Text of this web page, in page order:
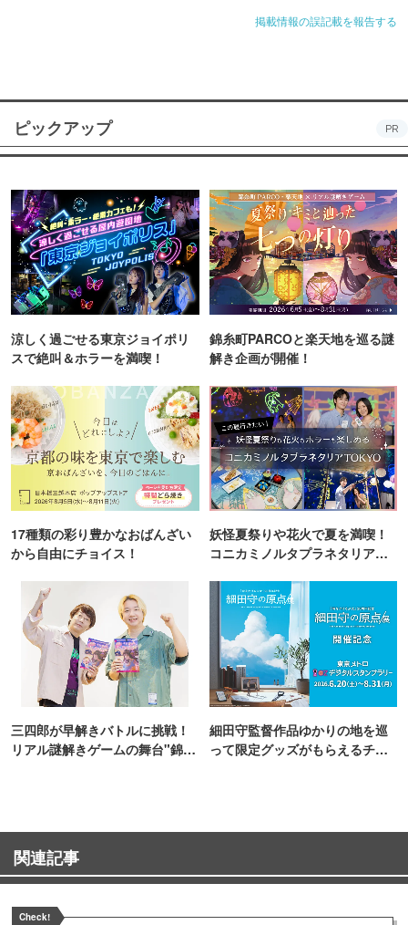
掲載情報の誤記載を報告する
ピックアップ PR
涼しく過ごせる東京ジョイポリ
スで絶叫＆ホラーを満喫！
錦糸町PARCOと楽天地を巡る謎
解き企画が開催！
17種類の彩り豊かなおばんざい
から自由にチョイス！
妖怪夏祭りや花火で夏を満喫！
コニカミノルタプラネタリア
三四郎が早解きバトルに挑戦！
リアル謎解きゲームの舞台"錦糸
細田守監督作品ゆかりの地を巡
って限定グッズがもらえるチャ
関連記事
Check!